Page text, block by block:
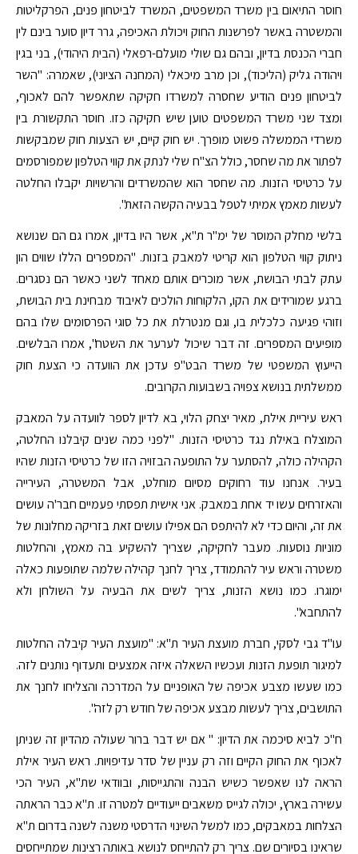
חוסר התיאום בין משרד המשפטים, המשרד לביטחון פנים, הפרקליטות
והמשטרה באשר לפרשנות החוק ויכולת האכיפה, גרר דיון סוער בינם לין
חברי הכנסת בדיון, ובהם גם שולי מועלם-רפאלי (הבית היהודי), בני בגין
ויהודה גליק (הליכוד), וכן מרב מיכאלי (המחנה הציוני), שאמרה: "השר
לביטחון פנים הודיע שחסרה למשרדו חקיקה שתאפשר להם לאכוף,
ומצד שני משרד המשפטים טוען שיש חקיקה כזו. חוסר התקשורת בין
משרדי הממשלה פשוט מופרך. יש חוק קיים, יש הצעות חוק שמבקשות
לפתור את מה שחסר, כולל הצ"ח שלי לנתק את קווי הטלפון שמפורסמים
על כרטיסי הזנות. מה שחסר הוא שהמשרדים והרשויות יקבלו החלטה
לעשות מאמץ אמיתי לטפל בבעיה הקשה הזאת".
בלשי מחלק המוסר של ימ"ר ת"א, אשר היו בדיון, אמרו גם הם שנושא
ניתוק קווי הטלפון הוא קריטי למאבק בזנות. "המספרים הללו שווים הון
עתק לבתי הבושת, אשר מוכרים אותם מאחד לשני כאשר הם נסגרים.
ברגע שמורידים את הקו, הלקוחות הולכים לאיבוד מבחינת בית הבושת,
וזוהי פגיעה כלכלית בו, וגם מנטרלת את כל סוגי הפרסומים שלו בהם
מופיעים המספרים. זה דבר שיכול לערער את השטח", אמרו הבלשים.
הייעוץ המשפטי של משרד הבט"פ עדכן את הוועדה כי הצעת חוק
ממשלתית בנושא צפויה בשבועות הקרובים.
ראש עיריית אילת, מאיר יצחק הלוי, בא לדיון לספר לוועדה על המאבק
המוצלח באילת נגד כרטיסי הזנות. "לפני כמה שנים קיבלנו החלטה,
הקהילה כולה, להסתער על התופעה הבזויה הזו של כרטיסי הזנות שהיו
בעיר. אנחנו עוד רחוקים מסיום מוחלט, אבל המשטרה, העירייה
והאזרחים עשו יד אחת במאבק. אני אישית תפסתי פעמיים חבר'ה עושים
את זה, והיום כדי לא להיתפס הם אפילו עושים זאת בזריקה מחלונות של
מוניות נוסעות. מעבר לחקיקה, שצריך להשקיע בה מאמץ, והחלטות
משטרה וראש עיר להתמודד, צריך לחנך קהילה שלמה שתופעות כאלה
ימוגרו. כמו נושא הזנות, צריך לשים את הבעיה על השולחן ולא
להתחבא".
עו"ד גבי לסקי, חברת מועצת העיר ת"א: "מועצת העיר קיבלה החלטות
למיגור תופעת הזנות ועכשיו השאלה איזה אמצעים ותעדוף נותנים לזה.
כמו שעשו מצבע אכיפה של האופניים על המדרכה והצליחו לחנך את
התושבים, צריך לעשות מבצע אכיפה של חודש רק לזה".
ח"כ לביא סיכמה את הדיון: " אם יש דבר ברור שעולה מהדיון זה שניתן
לאכוף את החוק הקיים וזה רק עניין של סדר עדיפויות. ראש העיר אילת
הראה לנו שאפשר כשיש הבנה והתגייסות, ובוודאי שת"א, העיר הכי
עשירה בארץ, יכולה לגייס משאבים ייעודיים למטרה זו. ת"א כבר הראתה
הצלחות במאבקים, כמו למשל השינוי הדרסטי משנה לשנה בדרום ת"א
שראינו בסיורים שם. צריך רק להתייחס לנושא באותה רצינות שמתייחסים